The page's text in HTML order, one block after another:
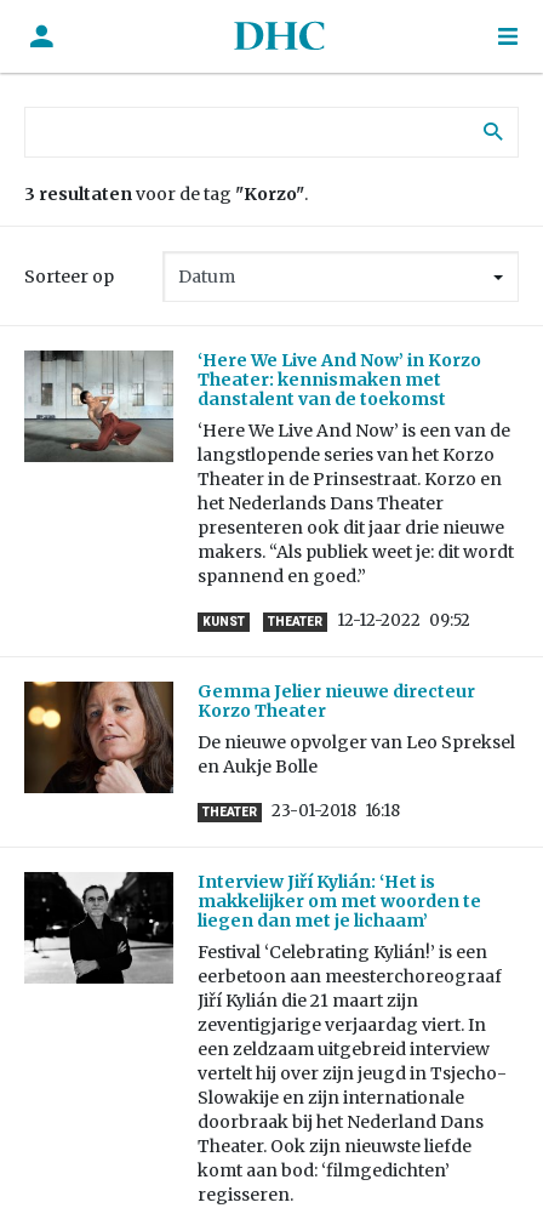
3 resultatenvoor de tag "Korzo".
Sorteer op
‘Here We Live And Now’ in Korzo
Theater: kennismaken met
danstalent van de toekomst
‘Here We Live And Now’ is een van de
langstlopende series van het Korzo
Theater in de Prinsestraat. Korzo en
het Nederlands Dans Theater
presenteren ook dit jaar drie nieuwe
makers. “Als publiek weet je: dit wordt
spannend en goed.”
KUNST THEATER 12-12-2022 09:52
Gemma Jelier nieuwe directeur
Korzo Theater
De nieuwe opvolger van Leo Spreksel
en Aukje Bolle
THEATER 23-01-2018 16:18
Interview Jiří Kylián: ‘Het is
makkelijker om met woorden te
liegen dan met je lichaam’
Festival ‘Celebrating Kylián!’ is een
eerbetoon aan meesterchoreograaf
Jiří Kylián die 21 maart zijn
zeventigjarige verjaardag viert. In
een zeldzaam uitgebreid interview
vertelt hij over zijn jeugd in Tsjecho-
Slowakije en zijn internationale
doorbraak bij het Nederland Dans
Theater. Ook zijn nieuwste liefde
komt aan bod: ‘filmgedichten’
regisseren.